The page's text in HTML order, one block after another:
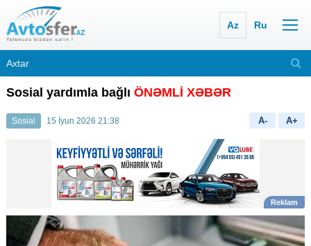
Az Ru
Sosial yardımla bağlı ÖNƏMLİ XƏBƏR
Sosial 15 İyun 2026 21:38 A- A+